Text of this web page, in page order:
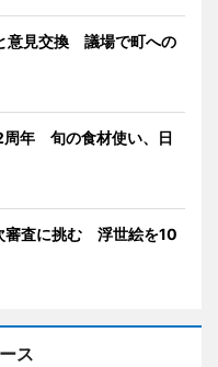
意見交換 議場で町への
年 旬の食材使い、日
審査に挑む 浮世絵を10
ス